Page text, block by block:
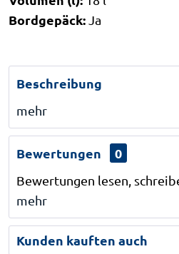
Bordgepäck: Ja
Beschreibung
mehr
Bewertungen 0
Bewertungen lesen,
mehr
Kunden kauften auch